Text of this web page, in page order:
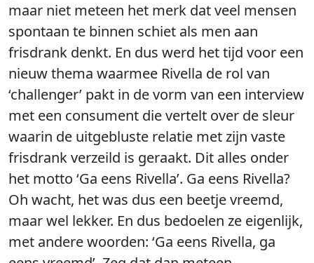
maar niet meteen het merk dat veel mensen
spontaan te binnen schiet als men aan
frisdrank denkt. En dus werd het tijd voor een
nieuw thema waarmee Rivella de rol van
‘challenger’ pakt in de vorm van een interview
met een consument die vertelt over de sleur
waarin de uitgebluste relatie met zijn vaste
frisdrank verzeild is geraakt. Dit alles onder
het motto ‘Ga eens Rivella’. Ga eens Rivella?
Oh wacht, het was dus een beetje vreemd,
maar wel lekker. En dus bedoelen ze eigenlijk,
met andere woorden: ‘Ga eens Rivella, ga